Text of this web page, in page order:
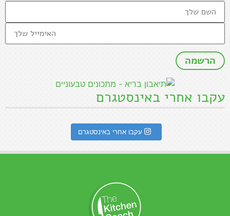
עקבו אחרי באינסטגרם
עקבו אחרי באינסטגרם